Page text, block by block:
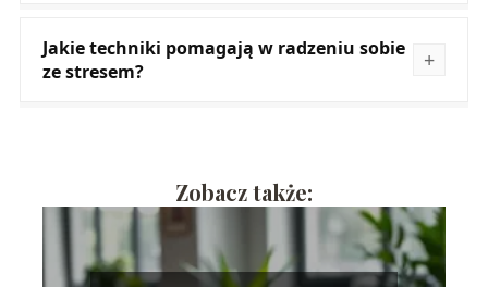
Jakie techniki pomagają w radzeniu sobie
ze stresem?
Zobacz także: